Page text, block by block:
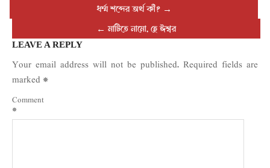
ধর্ম্ম শব্দের অর্থ কী?→
←মাটিতে নামো, হে ঈশ্বর
LEAVE A REPLY
Your email address will not be published. Required fields are
marked*
Comment
*